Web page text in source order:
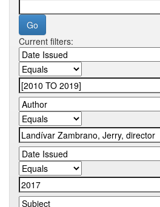
Current filters: